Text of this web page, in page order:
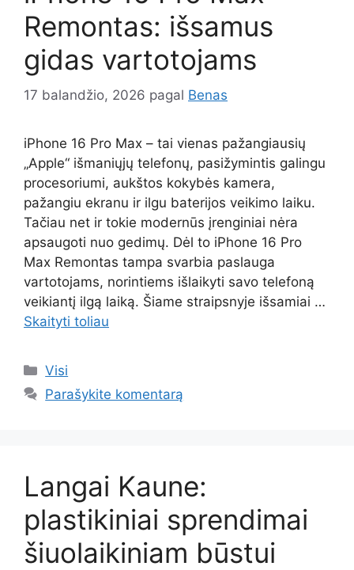
Remontas: išsamus
gidas vartotojams
17 balandžio, 2026 pagal Benas
iPhone 16 Pro Max – tai vienas pažangiausių
„Apple“ išmaniųjų telefonų, pasižymintis galingu
procesoriumi, aukštos kokybės kamera,
pažangiu ekranu ir ilgu baterijos veikimo laiku.
Tačiau net ir tokie modernūs įrenginiai nėra
apsaugoti nuo gedimų. Dėl to iPhone 16 Pro
Max Remontas tampa svarbia paslauga
vartotojams, norintiems išlaikyti savo telefoną
veikiantį ilgą laiką. Šiame straipsnyje išsamiai …
Skaityti toliau
Kategorijos
Visi
Parašykite komentarą
Langai Kaune:
plastikiniai sprendimai
šiuolaikiniam būstui